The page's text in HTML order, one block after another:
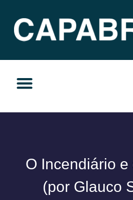
O Incendiário e
(por Glauco